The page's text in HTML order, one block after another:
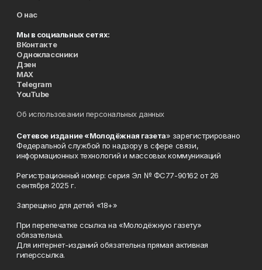
О нас
Мы в социальных сетях:
ВКонтакте
Одноклассники
Дзен
MAX
Telegram
YouTube
Об использовании персональных данных
Сетевое издание «Молодёжная газета» зарегистрировано
Федеральной службой по надзору в сфере связи,
информационных технологий и массовых коммуникаций
Регистрационный номер: серия Эл № ФС77-90162 от 26
сентября 2025 г.
Запрещено для детей «18+»
При перепечатке ссылка на «Молодёжную газету»
обязательна.
Для интернет-изданий обязательна прямая активная
гиперссылка.